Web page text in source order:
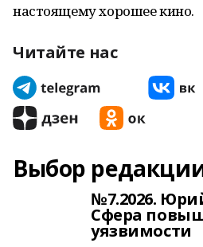
настоящему хорошее кино.
Читайте нас
Выбор
№7.2026.
Сфера
уязвимости